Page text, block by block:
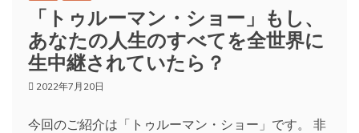
「トゥルーマン・ショー」もし、
あなたの人生のすべてを全世界に
生中継されていたら？
2022年7月20日
今回のご紹介は「トゥルーマン・ショー」です。 非